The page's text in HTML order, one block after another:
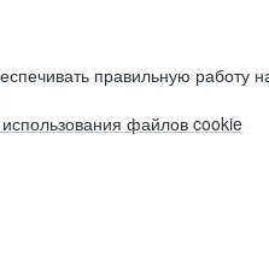
правильную работу
файлов cookie